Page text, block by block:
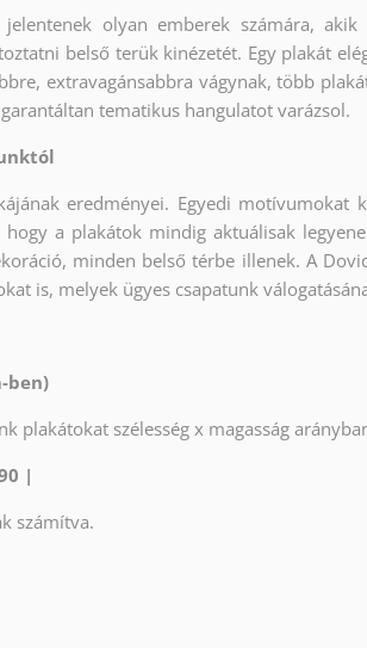
olyan emberek számára,
belső terük kinézetét. Egy plakát
extravagánsabbra vágynak, több
tematikus hangulatot varázsol.
eredményei. Egyedi motívumokat
hogy a plakátok mindig aktuálisak
minden belső térbe illenek. A
is, melyek ügyes csapatunk
ben)
plakátokat szélesség x magasság
|
számítva.